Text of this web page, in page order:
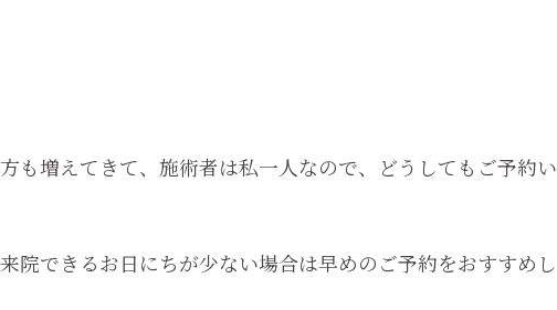
も増えてきて、施術者は私一人なので、どうしてもご予約い
院できるお日にちが少ない場合は早めのご予約をおすすめし